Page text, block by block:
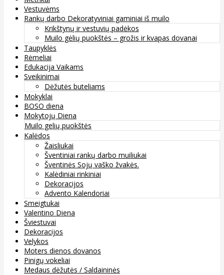
Vestuvėms
Rankų darbo Dekoratyviniai gaminiai iš muilo
Krikštynų ir vestuvių padėkos
Muilo gėlių puokštės – grožis ir kvapas dovanai
Taupyklės
Rėmeliai
Edukacija Vaikams
Sveikinimai
Dėžutės buteliams
Mokyklai
BOSO diena
Mokytojų Diena
Muilo gelių puokštės
Kalėdos
Žaisliukai
Šventiniai rankų darbo muiliukai
Šventinės Sojų vaško žvakės.
Kalėdiniai rinkiniai
Dekoracijos
Advento Kalendoriai
Smeigtukai
Valentino Diena
Šviestuvai
Dekoracijos
Velykos
Moters dienos dovanos
Pinigų vokeliai
Medaus dėžutės / Saldaininės